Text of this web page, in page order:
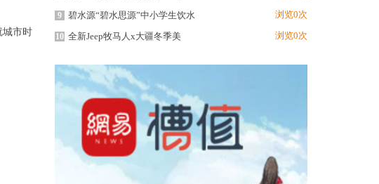
市时
9 碧水源“碧水思源”中小学生饮水 浏览0次
10 全新Jeep牧马人x大疆冬季美 浏览0次